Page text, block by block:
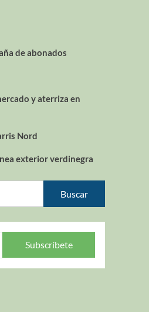
de abonados
y aterriza en
Nord
exterior verdinegra
Subscríbete